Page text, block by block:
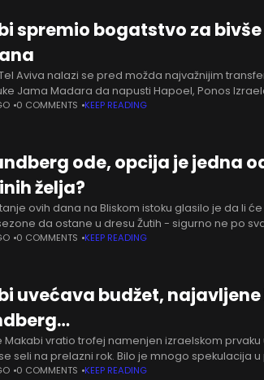
spremio bogatstvo za
Aviva nalazi se pred možda najvažnijim
Jama Madara da napusti Hapoel, Ponos
bi vratio jednog od
0 COMMENTS KEEP READING
ode, opcija je jedna
želja?
ovih dana na Bliskom istoku glasilo je da li
da ostane u dresu Žutih - sigurno ne po
0 COMMENTS KEEP READING
uvećava budžet,
Makabi vratio trofej namenjen izraelskom prvaku
seli na prelazni rok. Bilo je mnogo spekulacija
pojačanja još uvek
0 COMMENTS KEEP READING